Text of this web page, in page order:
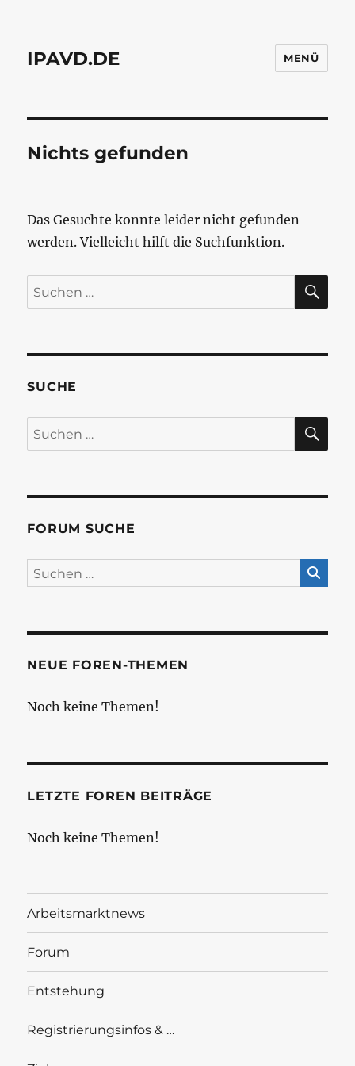
IPAVD.DE MENÜ
Nichts gefunden
Das Gesuchte konnte leider nicht gefunden
werden. Vielleicht hilft die Suchfunktion.
Suchen
nach:
SUCHE
Suchen
nach:
FORUM SUCHE
NEUE FOREN-THEMEN
Noch keine Themen!
LETZTE FOREN BEITRÄGE
Noch keine Themen!
Arbeitsmarktnews
Forum
Entstehung
Registrierungsinfos & …